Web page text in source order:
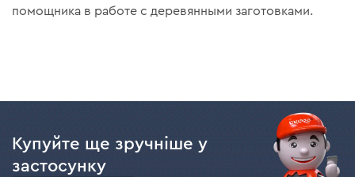
помощника в работе с деревянными заготовками.
Купуйте ще зручніше у
застосунку